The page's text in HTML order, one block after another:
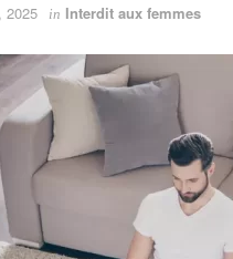
2025 in Interdit aux femmes